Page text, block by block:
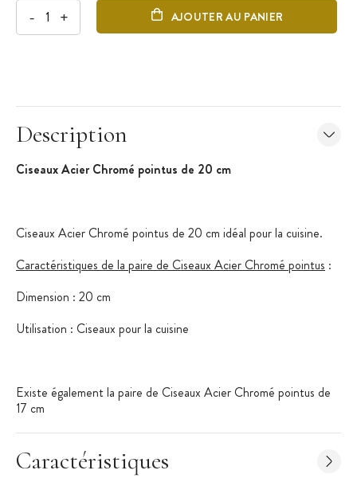
- + AJOUTER AU PANIER
Description
Ciseaux Acier Chromé pointus de 20 cm
Ciseaux Acier Chromé pointus de 20 cm idéal pour la cuisine.
Caractéristiques de la paire de Ciseaux Acier Chromé pointus :
Dimension : 20 cm
Utilisation : Ciseaux pour la cuisine
Existe également la paire de Ciseaux Acier Chromé pointus de
17 cm
Caractéristiques